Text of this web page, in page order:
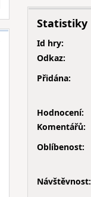
Statistiky
Id hry:
Odkaz:
Přidána:
Hodnocení:
Komentářů:
Oblíbenost:
Návštěvnost: